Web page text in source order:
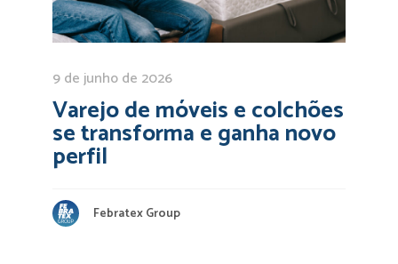
9 de junho de 2026
Varejo de móveis e colchões
se transforma e ganha novo
perfil
Febratex Group